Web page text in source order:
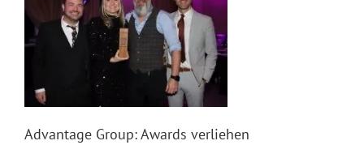
Kontakt
Messen & Events
Advantage Group: Awards verliehen